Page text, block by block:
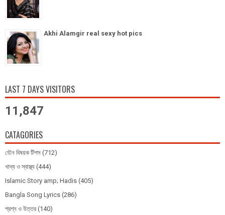
Akhi Alamgir real sexy hot pics
LAST 7 DAYS VISITORS
11,847
CATAGORIES
যৌন বিষয়ক টিপস (712)
খাদ্য ও স্বাস্থ্য (444)
Islamic Story amp; Hadis (405)
Bangla Song Lyrics (286)
প্রশ্ন ও উত্তর (140)